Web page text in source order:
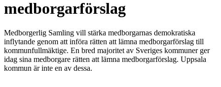
medborgarförslag
Medborgerlig Samling vill stärka medborgarnas demokratiska
inflytande genom att införa rätten att lämna medborgarförslag till
kommunfullmäktige. En bred majoritet av Sveriges kommuner ger
idag sina medborgare rätten att lämna medborgarförslag. Uppsala
kommun är inte en av dessa.